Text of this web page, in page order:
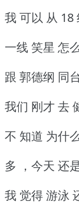
我 可以 从 18
一线 笑星 怎
跟 郭德纲 同
我们 刚才 去
不 知道 为什
多 ，今天 还
我 觉得 游泳